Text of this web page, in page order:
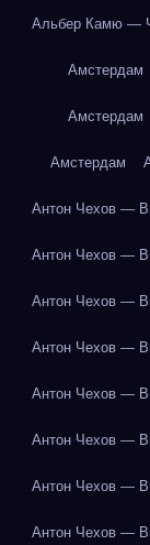
Альбер Камю —
Амстердам
Амстердам
Амстердам
Антон Чехов —
Антон Чехов —
Антон Чехов —
Антон Чехов —
Антон Чехов —
Антон Чехов —
Антон Чехов —
Антон Чехов —